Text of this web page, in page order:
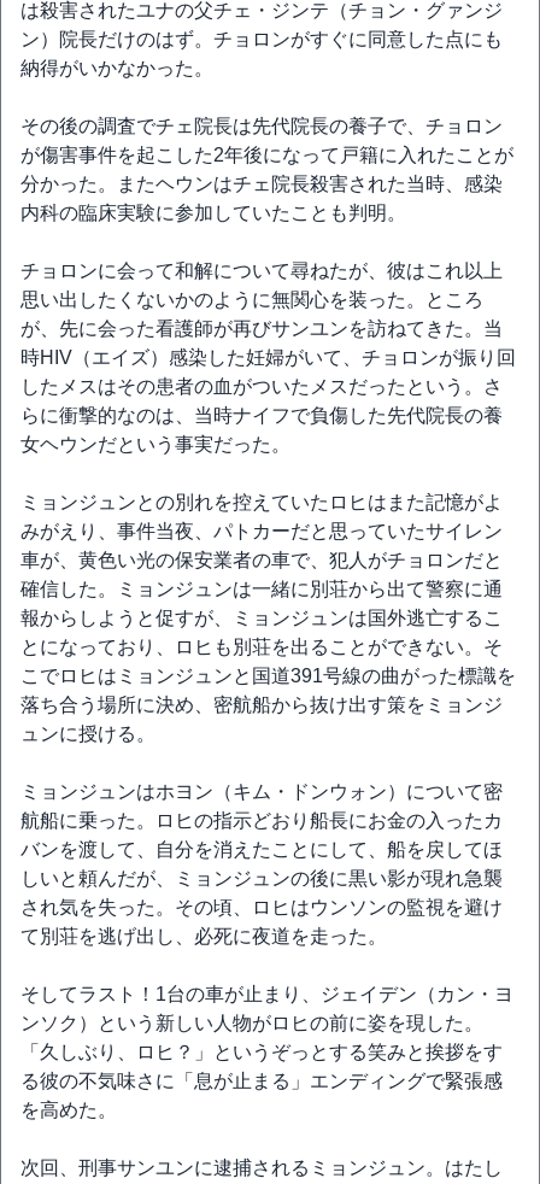
は殺害されたユナの父チェ・ジンテ（チョン・グァンジ
ン）院長だけのはず。チョロンがすぐに同意した点にも
納得がいかなかった。
その後の調査でチェ院長は先代院長の養子で、チョロン
が傷害事件を起こした2年後になって戸籍に入れたことが
分かった。またヘウンはチェ院長殺害された当時、感染
内科の臨床実験に参加していたことも判明。
チョロンに会って和解について尋ねたが、彼はこれ以上
思い出したくないかのように無関心を装った。ところ
が、先に会った看護師が再びサンユンを訪ねてきた。当
時HIV（エイズ）感染した妊婦がいて、チョロンが振り回
したメスはその患者の血がついたメスだったという。さ
らに衝撃的なのは、当時ナイフで負傷した先代院長の養
女ヘウンだという事実だった。
ミョンジュンとの別れを控えていたロヒはまた記憶がよ
みがえり、事件当夜、パトカーだと思っていたサイレン
車が、黄色い光の保安業者の車で、犯人がチョロンだと
確信した。ミョンジュンは一緒に別荘から出て警察に通
報からしようと促すが、ミョンジュンは国外逃亡するこ
とになっており、ロヒも別荘を出ることができない。そ
こでロヒはミョンジュンと国道391号線の曲がった標識を
落ち合う場所に決め、密航船から抜け出す策をミョンジ
ュンに授ける。
ミョンジュンはホヨン（キム・ドンウォン）について密
航船に乗った。ロヒの指示どおり船長にお金の入ったカ
バンを渡して、自分を消えたことにして、船を戻してほ
しいと頼んだが、ミョンジュンの後に黒い影が現れ急襲
され気を失った。その頃、ロヒはウンソンの監視を避け
て別荘を逃げ出し、必死に夜道を走った。
そしてラスト！1台の車が止まり、ジェイデン（カン・ヨ
ンソク）という新しい人物がロヒの前に姿を現した。
「久しぶり、ロヒ？」というぞっとする笑みと挨拶をす
る彼の不気味さに「息が止まる」エンディングで緊張感
を高めた。
次回、刑事サンユンに逮捕されるミョンジュン。はたし